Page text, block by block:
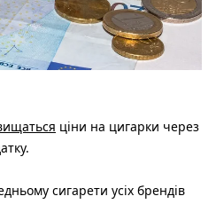
ціни на цигарки через
сигарети усіх брендів